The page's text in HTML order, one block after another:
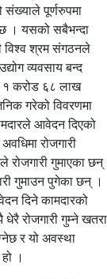
पूर्णरुपमा
। यसको सबैभन्दा
विश्व श्रम संगठनले
व्यवसाय बन्द
१ करोड ६८ लाख
गरेको विवरणमा
आवेदन दिएको
रोजगारी
गुमाएका छन्
गुमाउन पुगेका छन् ।
दिने कामदारको
रोजगारी गुम्ने खतरा
र यो अवस्था
।